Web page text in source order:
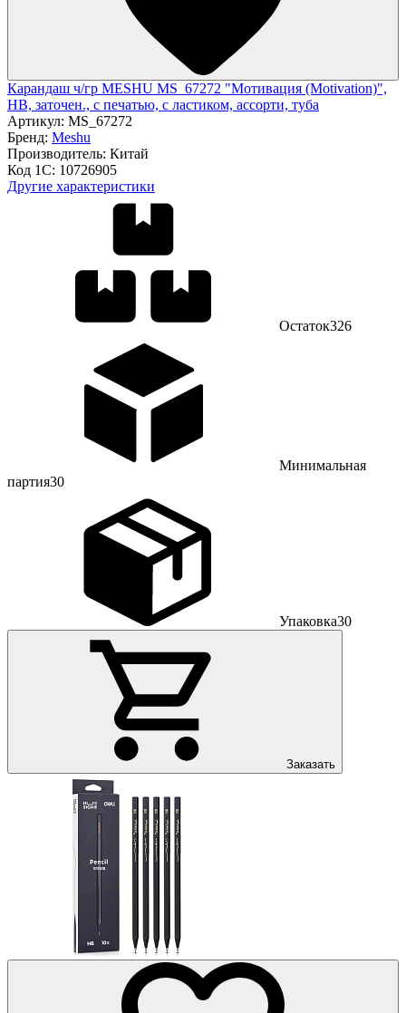
Карандаш ч/гр MESHU MS_67272 "Мотивация (Motivation)",
HB, заточен., с печатью, с ластиком, ассорти, туба
Артикул: MS_67272
Бренд: Meshu
Производитель: Китай
Код 1С: 10726905
Другие характеристики
Остаток326
Минимальная
партия30
Упаковка30
Заказать